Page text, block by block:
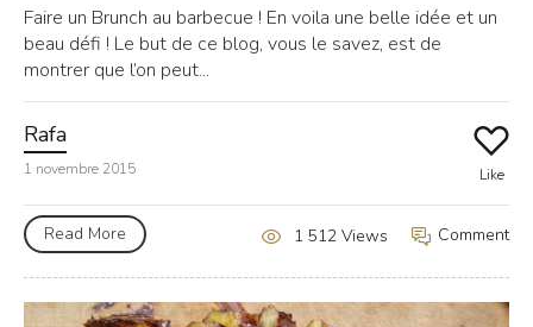
Faire un Brunch au barbecue ! En voila une belle idée et un
beau défi ! Le but de ce blog, vous le savez, est de
montrer que l’on peut...
Rafa
1 novembre 2015 Like
Read More Comment
1 512 Views